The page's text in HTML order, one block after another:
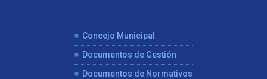
Concejo Municipal
Documentos de Gestión
Documentos de Normativos